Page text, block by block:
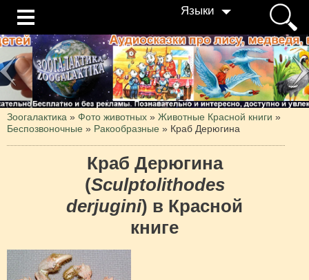
Языки
Зоогалактика » Фото животных » Животные Красной книги »
Беспозвоночные » Ракообразные » Краб Дерюгина
Краб Дерюгина
(Sculptolithodes
derjugini) в Красной
книге